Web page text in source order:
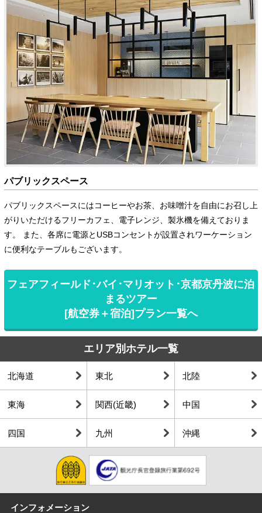
パブリックスペース
パブリックスペースにはコーヒーやお茶、お味噌汁を自由にお召し上
がりいただけるフリーカフェ、電子レンジ、製氷機を備えておりま
す。 また、各席に電源とUSBコンセントが設置されワーケーション
に便利なテーブルもございます。
フェアフィールド･バイ･マリオット･京都京丹波に泊
まるツアー
[航空券＋宿泊]プラン一覧へ
エリア別ホテル一覧
北海道 東北 北陸
東海 関西(近畿) 中国
四国 九州 沖縄
インフォメーション